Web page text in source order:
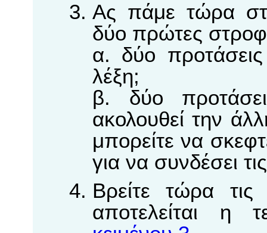
Aς πάμε τώρα
δύο πρώτες
α. δύο
λέξη;
β. δύο
ακολουθεί την
μπορείτε να
για να συνδέσει
Bρείτε τώρα
αποτελείται η